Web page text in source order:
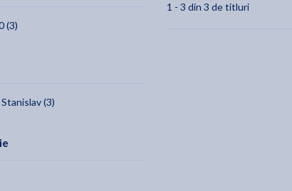
(3)
(3)
1 - 3 din 3 de titluri